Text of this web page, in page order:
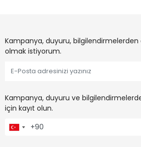
Kampanya, duyuru,
olmak istiyorum.
Kampanya, duyuru ve
için kayıt olun.